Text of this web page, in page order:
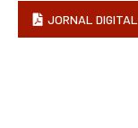
JORNAL DIGITAL